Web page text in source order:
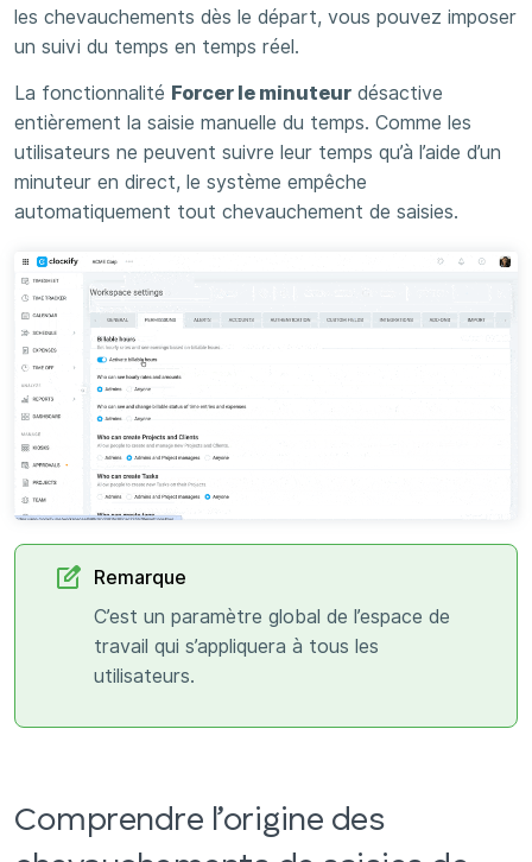
les chevauchements dès le départ, vous pouvez imposer
un suivi du temps en temps réel.
La fonctionnalité Forcer le minuteur désactive
entièrement la saisie manuelle du temps. Comme les
utilisateurs ne peuvent suivre leur temps qu’à l’aide d’un
minuteur en direct, le système empêche
automatiquement tout chevauchement de saisies.
Remarque
C’est un paramètre global de l’espace de
travail qui s’appliquera à tous les
utilisateurs.
Comprendre l’origine des